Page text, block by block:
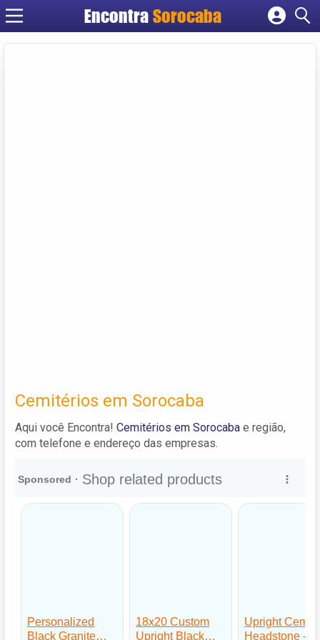
EncontraSorocaba
Cadastrar empresa
Cemitérios em Sorocaba
Aqui você Encontra! Cemitérios em Sorocaba e região,
com telefone e endereço das empresas.